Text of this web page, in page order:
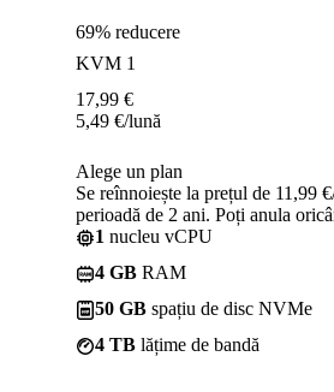
69% reducere
KVM 1
17,99 €
5,49 €/lună
Alege un plan
Se reînnoiește la prețul de 11,99
perioadă de 2 ani. Poți anula
1 nucleu vCPU
4 GB RAM
50 GB spațiu de disc NVMe
4 TB lățime de bandă